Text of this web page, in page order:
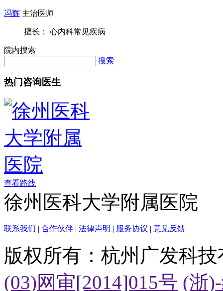
冯辉 主治医师
擅长： 心内科常见疾病
院内搜索
搜索
热门咨询医生
查看路线
徐州医科大学附属医院
联系我们 | 合作伙伴 | 法律声明 | 服务协议 | 意见反馈
版权所有：杭州广发科
(03)网审[2014]015号 (浙